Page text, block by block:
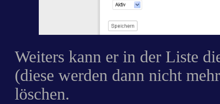
Weiters kann er in der Liste
(diese werden dann nicht
löschen.